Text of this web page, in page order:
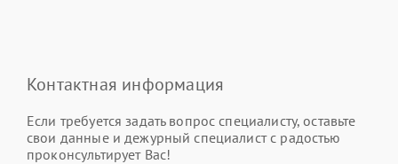
Контактная информация
Если требуется задать вопрос специалисту, оставьте
свои данные и дежурный специалист с радостью
проконсультирует Вас!